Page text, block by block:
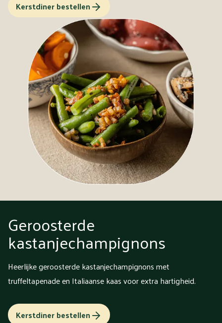
Kerstdiner bestellen
Geroosterde
kastanjechampignons
Heerlijke geroosterde kastanjechampignons met
truffeltapenade en Italiaanse kaas voor extra hartigheid.
Kerstdiner bestellen